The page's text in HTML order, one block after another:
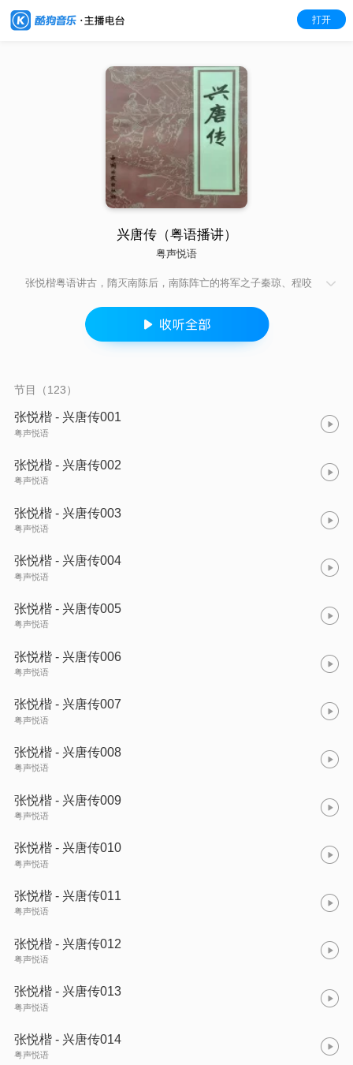
打开
兴唐传（粤语播讲）
粤声悦语
张悦楷粤语讲古，隋灭南陈后，南陈阵亡的将军之子秦琼、程咬
追杀的李渊，后因病困于天堂县，当锏卖马，得识豪杰单雄信。
又因误伤人命被发配北平府，见到失散多年的姑母秦蕊珠(罗艺之
妻)，被北平王罗艺派往唐璧麾下，继而受命进京向越国公杨素送
节目（123）
张悦楷 - 兴唐传001
粤声悦语
张悦楷 - 兴唐传002
粤声悦语
张悦楷 - 兴唐传003
粤声悦语
张悦楷 - 兴唐传004
粤声悦语
张悦楷 - 兴唐传005
粤声悦语
张悦楷 - 兴唐传006
粤声悦语
张悦楷 - 兴唐传007
粤声悦语
张悦楷 - 兴唐传008
粤声悦语
张悦楷 - 兴唐传009
粤声悦语
张悦楷 - 兴唐传010
粤声悦语
张悦楷 - 兴唐传011
粤声悦语
张悦楷 - 兴唐传012
粤声悦语
张悦楷 - 兴唐传013
粤声悦语
张悦楷 - 兴唐传014
粤声悦语